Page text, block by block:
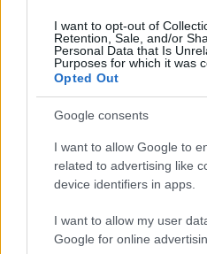
I want to opt-out of
Retention, Sale, and/or
Personal Data that Is
Purposes for which it was
Opted Out
Google consents
I want to allow Google to
related to advertising like
device identifiers in apps.
I want to allow my user
Google for online